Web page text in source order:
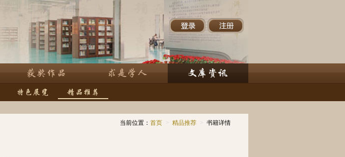
当前位置： 首页 > 精品推荐 > 书籍详情